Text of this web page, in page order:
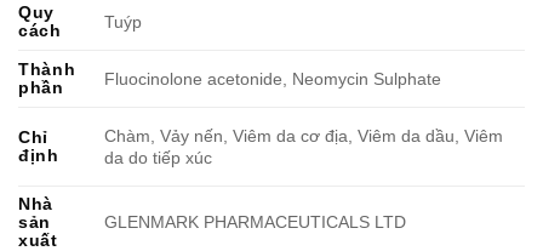
Quy
cách
Tuýp
Thành
phần
Fluocinolone acetonide, Neomycin Sulphate
Chỉ
định
Chàm, Vảy nến, Viêm da cơ địa, Viêm da dầu, Viêm
da do tiếp xúc
Nhà
sản
xuất
GLENMARK PHARMACEUTICALS LTD